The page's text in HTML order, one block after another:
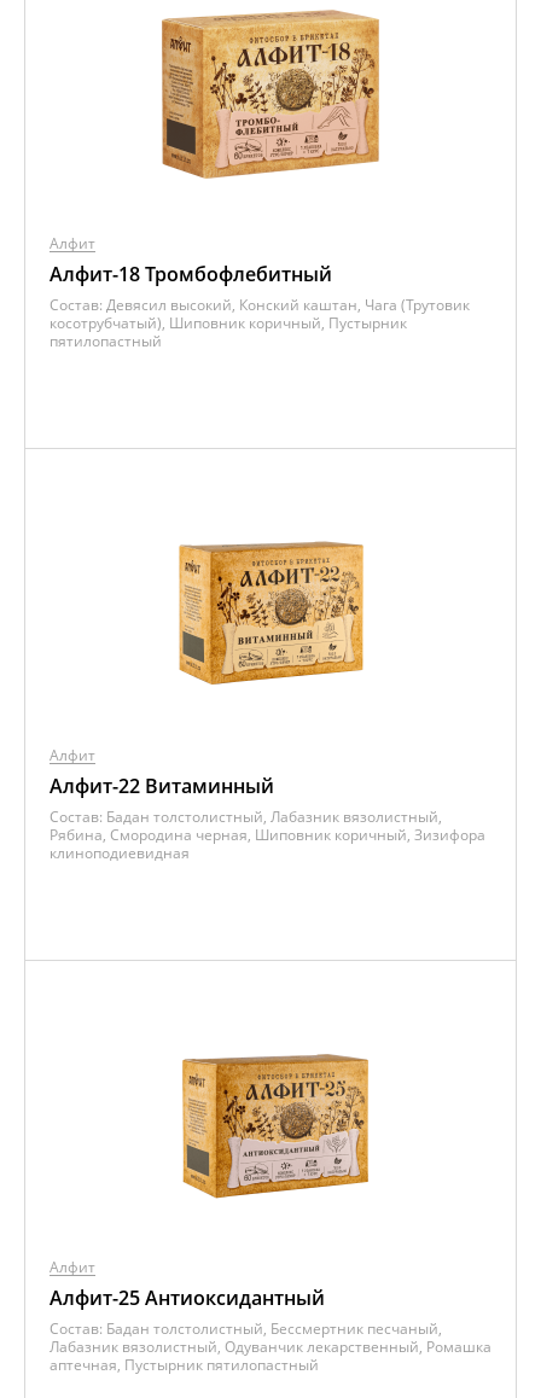
Алфит
Алфит-18 Тромбофлебитный
Состав: Девясил высокий, Конский каштан, Чага (Трутовик
косотрубчатый), Шиповник коричный, Пустырник
пятилопастный
Алфит
Алфит-22 Витаминный
Состав: Бадан толстолистный, Лабазник вязолистный,
Рябина, Смородина черная, Шиповник коричный, Зизифора
клиноподиевидная
Алфит
Алфит-25 Антиоксидантный
Состав: Бадан толстолистный, Бессмертник песчаный,
Лабазник вязолистный, Одуванчик лекарственный, Ромашка
аптечная, Пустырник пятилопастный